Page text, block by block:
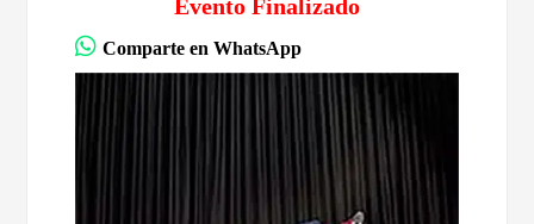
Evento Finalizado
Comparte en WhatsApp